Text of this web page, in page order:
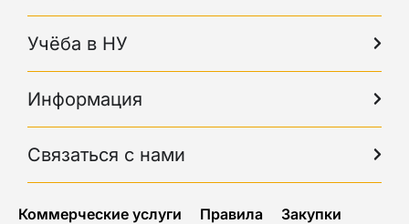
Учёба в НУ
Информация
Связаться с нами
Коммерческие услуги Правила
Закупки